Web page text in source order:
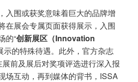
入围或获奖意味着巨大的品牌增
在展会专属页面获得展示，入围
的“创新展区（Innovation
示的特殊待遇。此外，官方杂志
展前及展后对奖项评选进行深入报
场互动，再到媒体的背书，ISSA